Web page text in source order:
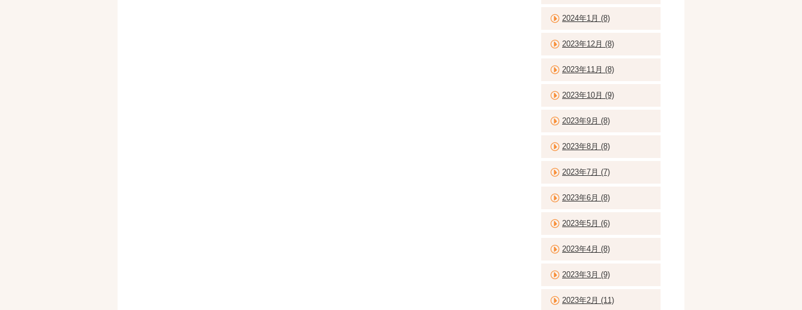
2024年1月 (8)
2023年12月 (8)
2023年11月 (8)
2023年10月 (9)
2023年9月 (8)
2023年8月 (8)
2023年7月 (7)
2023年6月 (8)
2023年5月 (6)
2023年4月 (8)
2023年3月 (9)
2023年2月 (11)